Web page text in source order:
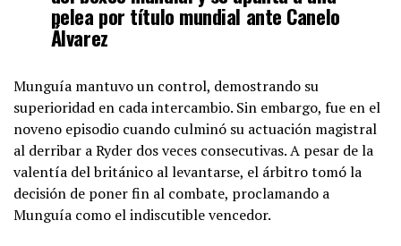
pelea por título mundial ante Canelo
Álvarez
Munguía mantuvo un control, demostrando su
superioridad en cada intercambio. Sin embargo, fue en el
noveno episodio cuando culminó su actuación magistral
al derribar a Ryder dos veces consecutivas. A pesar de la
valentía del británico al levantarse, el árbitro tomó la
decisión de poner fin al combate, proclamando a
Munguía como el indiscutible vencedor.